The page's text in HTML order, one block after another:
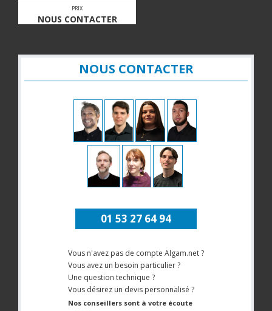
PRIX
NOUS CONTACTER
NOUS CONTACTER
01 53 27 64 94
Vous n'avez pas de compte Algam.net ?
Vous avez un besoin particulier ?
Une question technique ?
Vous désirez un devis personnalisé ?
Nos conseillers sont à votre écoute